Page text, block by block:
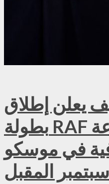
يعلن إطلاق
بطولة RAF روسيا للمصارعة
في موسكو
سبتمبر المقبل